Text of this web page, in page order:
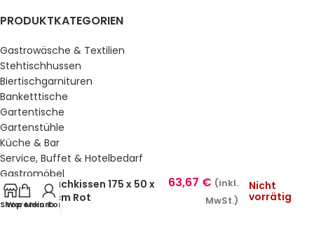
PRODUKTKATEGORIEN
Gastrowäsche & Textilien
Stehtischhussen
Biertischgarnituren
Banketttische
Gartentische
Gartenstühle
Küche & Bar
Service, Buffet & Hotelbedarf
Gastromöbel
Schulmöbel
Sale %
Shop
Warenkorb
Mein Konto
Flachkissen 175 x 50 x
4 cm Rot
63,67 € (inkl.
MwSt.)
Nicht
vorrätig